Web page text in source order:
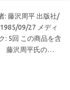
: 藤沢周平 出版社/
09/27 メディ
: 5回 この商品を含
藤沢周平氏の…